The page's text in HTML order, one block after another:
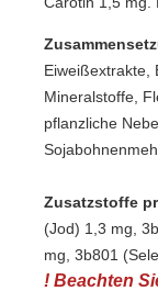
Eiweißextrakte,
Mineralstoffe,
pflanzliche
Zusatzstoffe
(Jod) 1,3 mg,
mg, 3b801
! Beachten